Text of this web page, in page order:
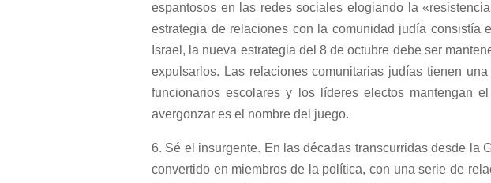
espantosos en las redes sociales elogiando la
estrategia de relaciones con la comunidad judía
Israel, la nueva estrategia del 8 de octubre debe ser
expulsarlos. Las relaciones comunitarias judías tienen
funcionarios escolares y los líderes electos mantengan
avergonzar es el nombre del juego.
6. Sé el insurgente. En las décadas transcurridas desde la
convertido en miembros de la política, con una serie de